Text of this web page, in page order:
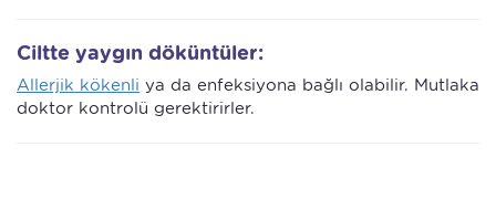
Ciltte yaygın döküntüler:
Allerjik kökenli ya da enfeksiyona bağlı olabilir. Mutlaka
doktor kontrolü gerektirirler.